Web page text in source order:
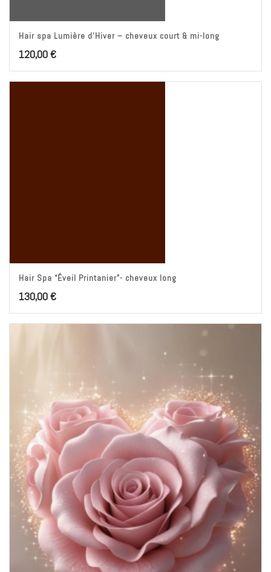
Hair spa Lumière d’Hiver – cheveux court & mi-long
120,00€
Hair Spa “Éveil Printanier”- cheveux long
130,00€